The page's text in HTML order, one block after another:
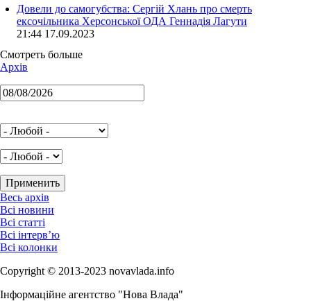
Довели до самогубства: Сергій Хлань про смерть
ексочільника Херсонської ОДА Геннадія Лагути
21:44 17.09.2023
Смотреть больше
Архів
Весь архів
Всі новини
Всі статті
Всі інтерв’ю
Всі колонки
Copyright © 2013-2023 novavlada.info
Інформаційне агентство "Нова Влада"